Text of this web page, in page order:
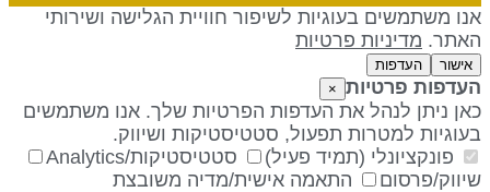
משתמשים בעוגיות לשיפור חוויית הגלישה ושירותי
מדיניות פרטיות
אישור העדפות
פרטיות ×
ניתן לנהל את העדפות הפרטיות שלך. אנו משתמשים
למטרות תפעול, סטטיסטיקות ושיווק.
פונקציונלי (תמיד פעיל)
סטטיסטיקות/Analytics
פרסום
התאמה אישית/מדיה משובצת